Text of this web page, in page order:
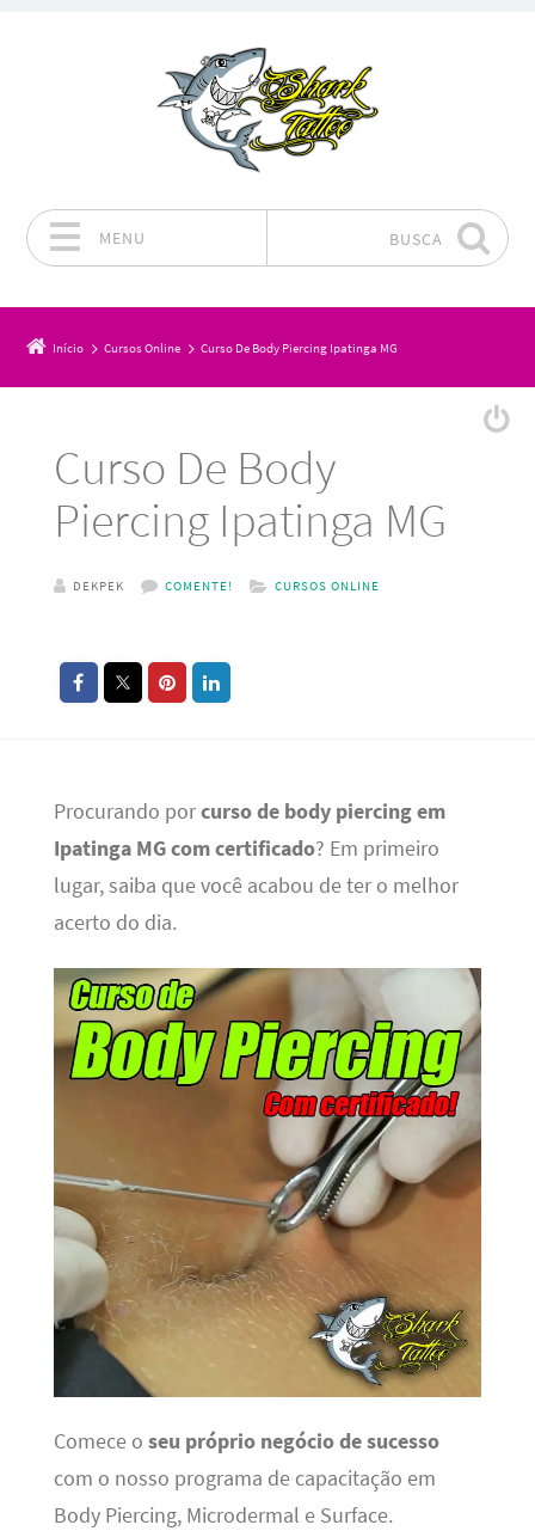
MENU BUSCA
Início Cursos Online Curso De Body Piercing Ipatinga MG
Curso De Body
Piercing Ipatinga MG
DEKPEK COMENTE! CURSOS ONLINE
Procurando porcurso de body piercing em
Ipatinga MG com certificado? Em primeiro
lugar, saiba que você acabou de ter o melhor
acerto do dia.
Comece o seu próprio negócio de sucesso
com o nosso programa de capacitação em
Body Piercing, Microdermal e Surface.